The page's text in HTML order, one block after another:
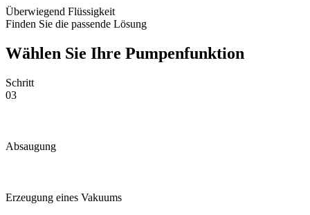
Überwiegend Flüssigkeit
Finden Sie die passende Lösung
Wählen Sie Ihre Pumpenfunktion
Schritt
03
Absaugung
Erzeugung eines Vakuums